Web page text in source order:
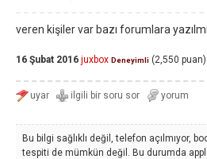
veren kişiler var bazı forumlara
16 Şubat 2016 juxbox Deneyimli (2,550 puan)
Bu bilgi sağlıklı değil, telefon açılmıyor,
tespiti de mümkün değil. Bu durumda